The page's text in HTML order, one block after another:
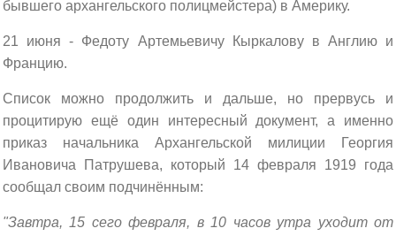
бывшего архангельского полицмейстера) в Америку.
21 июня - Федоту Артемьевичу Кыркалову в Англию и
Францию.
Список можно продолжить и дальше, но прервусь и
процитирую ещё один интересный документ, а именно
приказ начальника Архангельской милиции Георгия
Ивановича Патрушева, который 14 февраля 1919 года
сообщал своим подчинённым:
"Завтра, 15 сего февраля, в 10 часов утра уходит от